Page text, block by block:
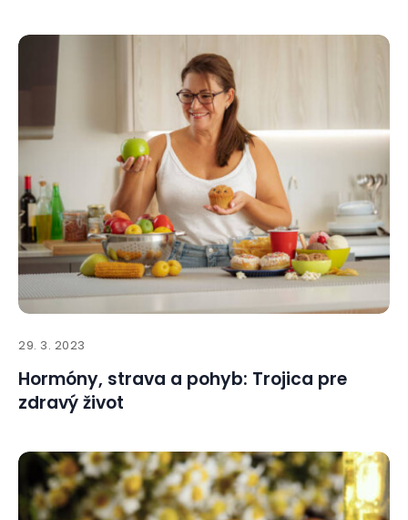
29. 3. 2023
Hormóny, strava a pohyb: Trojica pre
zdravý život